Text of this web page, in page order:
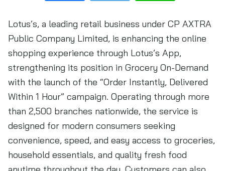
Lotus’s, a leading retail business under CP AXTRA
Public Company Limited, is enhancing the online
shopping experience through Lotus’s App,
strengthening its position in Grocery On-Demand
with the launch of the “Order Instantly, Delivered
Within 1 Hour” campaign. Operating through more
than 2,500 branches nationwide, the service is
designed for modern consumers seeking
convenience, speed, and easy access to groceries,
household essentials, and quality fresh food